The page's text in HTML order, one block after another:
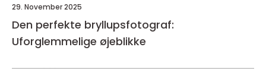
29. November 2025
Den perfekte bryllupsfotograf:
Uforglemmelige øjeblikke